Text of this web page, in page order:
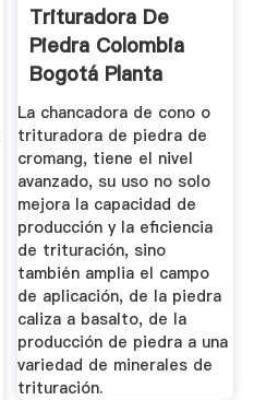
Trituradora De
Piedra Colombia
Bogotá Planta
Trituradora
La chancadora de cono o
trituradora de piedra de
cromang, tiene el nivel
avanzado, su uso no solo
mejora la capacidad de
producción y la eficiencia
de trituración, sino
también amplia el campo
de aplicación, de la piedra
caliza a basalto, de la
producción de piedra a una
variedad de minerales de
trituración.